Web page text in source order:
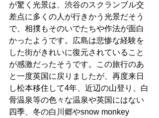
が驚く光景は、渋谷のスクランブル交
差点に多くの人が行きかう光景だそう
で、相撲もそのいでたちや作法が面白
かったようです。広島は悲惨な経験を
した街がきれいに復元されていること
が感激だったそうです。この旅行のあ
と一度英国に戻りましたが、再度来日
し松本移住して4年、近辺の山登り、白
骨温泉等の色々な温泉や英国にはない
四季、冬の白川郷やsnow monkey